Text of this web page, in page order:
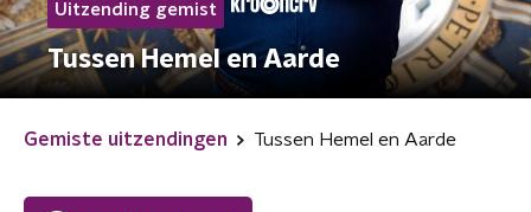
Uitzending gemist
Tussen Hemel en Aarde
Gemiste uitzendingen Tussen Hemel en Aarde